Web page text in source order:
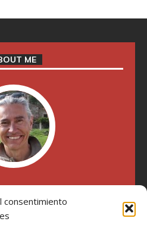
consentimiento
ME
Valencia en 1969 y desde el
en distintos medios.
por escribir sobre lo que me